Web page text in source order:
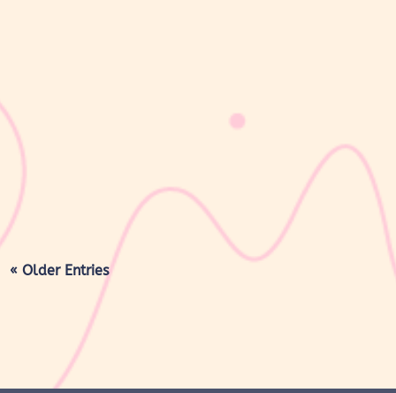
yang dimulai sejak bayi lahir hingga organ reproduksi kembali
seperti sebelum hamil. Selama masa ini, tubuh Moms akan
mengalami berbagai perubahan, mulai dari rahim yang berangsur
« Older Entries